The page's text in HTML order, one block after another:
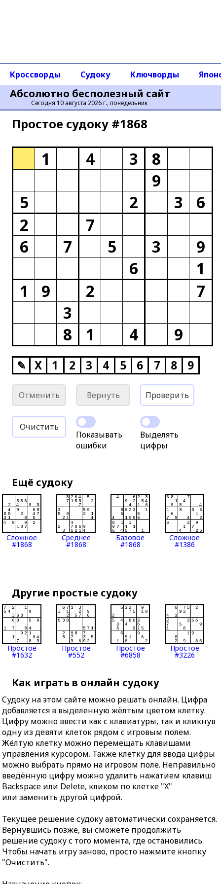
Абсолютно бесполезный сайт
Сегодня 10 августа 2026 г., понедельник
Кроссворды Судоку Ключворды
Простое cудоку #1868
1 4 3
8
9
5
2 3
6
2
7
6
7 5 3
9
6
1
1
9 2
7
3
8
1 4 9
✎ X 1 2 3 4 5 6 7 8 9
Отменить Вернуть Проверить
Очистить
Показывать
ошибки
Выделять
цифры
Ещё судоку
Сложное
#1868
Среднее
#1868
Базовое
#1868
Сложное
#1386
Другие простые судоку
Простое
#1632
Простое
#552
Простое
#6858
Простое
#3226
Как играть в онлайн судоку
Судоку на этом сайте можно решать онлайн. Цифра
добавляется в выделенную жёлтым цветом клетку.
Цифру можно ввести как с клавиатуры, так и кликнув
одну из девяти клеток рядом с игровым полем.
Жёлтую клетку можно перемещать клавишами
управления курсором. Также клетку для ввода цифры
можно выбрать прямо на игровом поле. Неправильно
введённую цифру можно удалить нажатием клавиш
Backspace или Delete, кликом по клетке "X"
или заменить другой цифрой.
Текущее решение судоку автоматически сохраняется.
Вернувшись позже, вы сможете продолжить
решение судоку с того момента, где остановились.
Чтобы начать игру заново, просто нажмите кнопку
"Очистить".